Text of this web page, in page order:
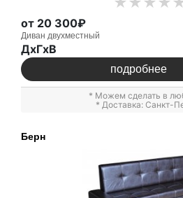
от 20 300₽
Диван двухместный
ДxГxВ
подробнее
* Можем сделать в
* Доставка: Санкт-
Берн